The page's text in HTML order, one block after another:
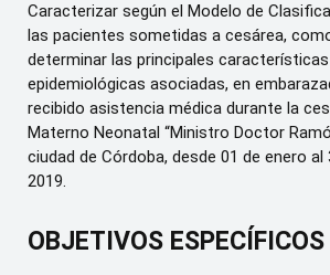
Caracterizar según el Modelo de
las pacientes sometidas a cesárea,
determinar las principales
epidemiológicas asociadas, en
recibido asistencia médica durante la
Materno Neonatal “Ministro Doctor
ciudad de Córdoba, desde 01 de enero al
2019.
OBJETIVOS ESPECÍFICOS